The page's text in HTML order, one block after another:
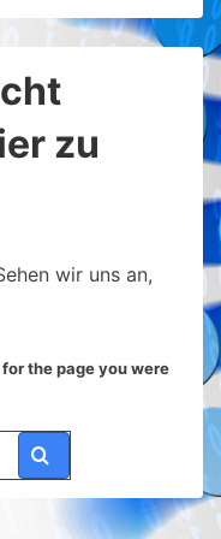
zu
wir uns an,
the page you were